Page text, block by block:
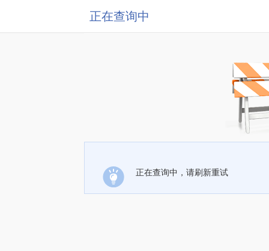
正在查询中
正在查询中，请刷新重试